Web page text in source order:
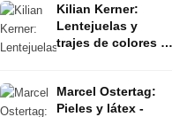
Kilian Kerner:
Lentejuelas y
trajes de colores -
AW23/24
Marcel Ostertag:
Pieles y látex -